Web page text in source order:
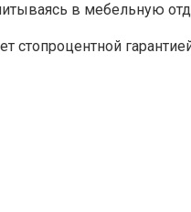
в мебельную